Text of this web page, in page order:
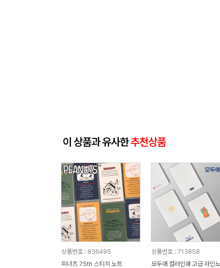
이 상품과 유사한추천상품
상품번호 : 836495
피너츠 75th 스티치 노트
상품번호 : 713858
모두애 컬러인쇄 고급 라인